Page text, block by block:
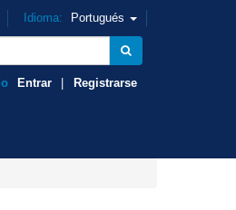
Idioma: Portugués
Entrar Registrarse